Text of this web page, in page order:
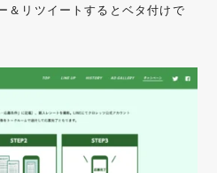
リツイートするとベタ付けで